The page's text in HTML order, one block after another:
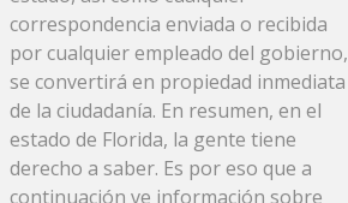
correspondencia enviada o recibida
por cualquier empleado del gobierno,
se convertirá en propiedad inmediata
de la ciudadanía. En resumen, en el
estado de Florida, la gente tiene
derecho a saber. Es por eso que a
continuación ve información sobre